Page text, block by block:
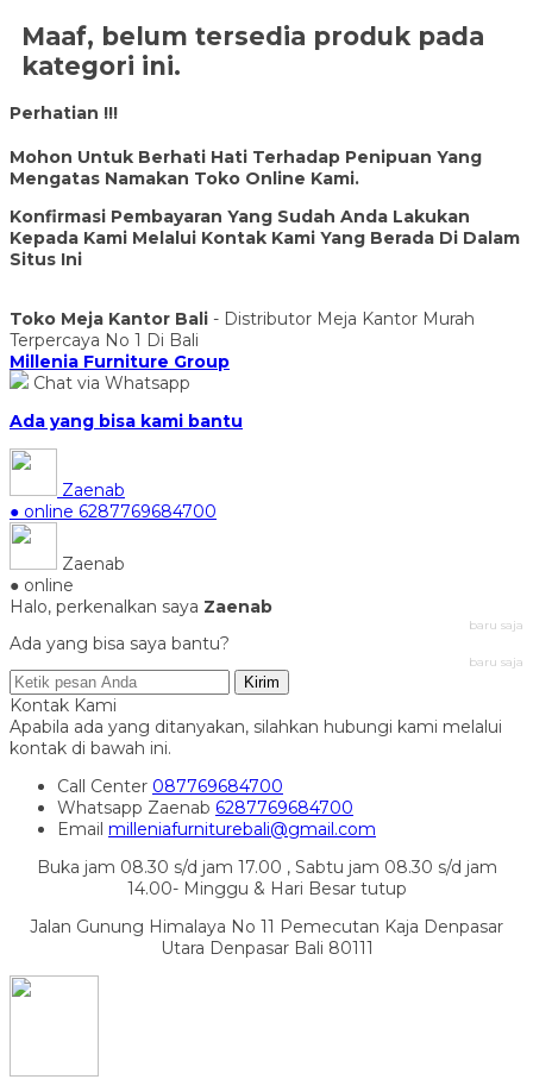
Maaf, belum tersedia produk pada
kategori ini.
Perhatian !!!
Mohon Untuk Berhati Hati Terhadap Penipuan Yang
Mengatas Namakan Toko Online Kami.
Konfirmasi Pembayaran Yang Sudah Anda Lakukan
Kepada Kami Melalui Kontak Kami Yang Berada Di Dalam
Situs Ini
Toko Meja Kantor Bali - Distributor Meja Kantor Murah
Terpercaya No 1 Di Bali
Millenia Furniture Group
Chat via Whatsapp
Ada yang bisa kami bantu
Zaenab
● online 6287769684700
Zaenab
● online
Halo, perkenalkan saya Zaenab
baru saja
Ada yang bisa saya bantu?
baru saja
Kirim
Kontak Kami
Apabila ada yang ditanyakan, silahkan hubungi kami melalui
kontak di bawah ini.
Call Center 087769684700
Whatsapp Zaenab 6287769684700
Email milleniafurniturebali@gmail.com
Buka jam 08.30 s/d jam 17.00 , Sabtu jam 08.30 s/d jam
14.00- Minggu & Hari Besar tutup
Jalan Gunung Himalaya No 11 Pemecutan Kaja Denpasar
Utara Denpasar Bali 80111